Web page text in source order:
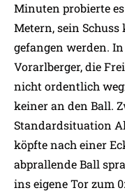
Minuten probierte
Metern, sein
gefangen werden.
Vorarlberger, die
nicht ordentlich
keiner an den Ball.
Standardsituation
köpfte nach einer
abprallende Ball
ins eigene Tor zum